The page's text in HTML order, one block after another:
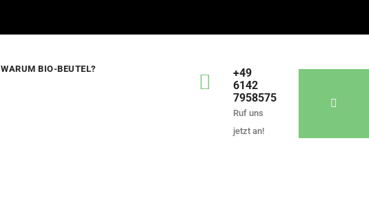
WARUM BIO-BEUTEL?
+49
6142
7958575
Ruf uns
jetzt an!